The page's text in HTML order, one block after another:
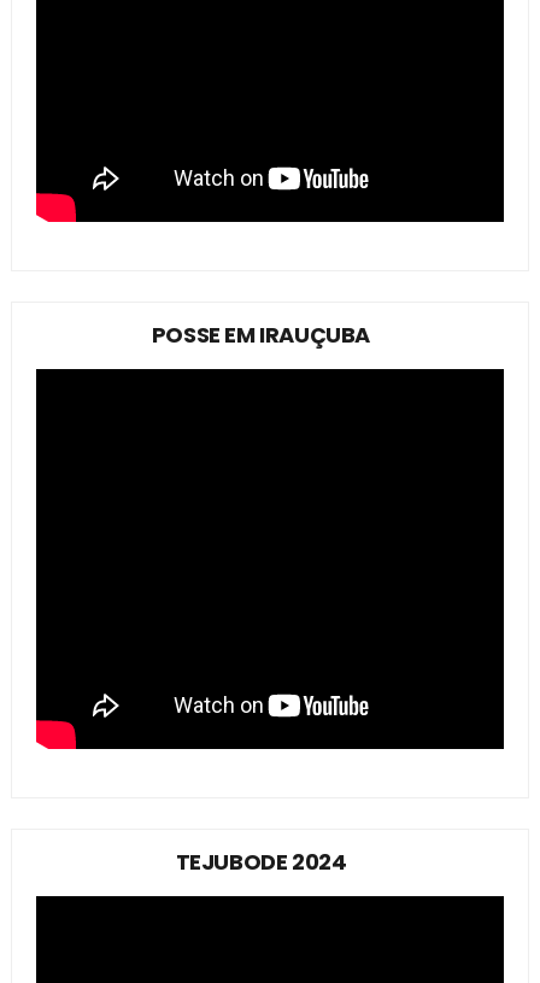
POSSE EM IRAUÇUBA
TEJUBODE 2024